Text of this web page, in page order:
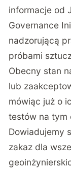
informacje od
Governance
nadzorującą
próbami
Obecny stan
lub
mówiąc już o
testów na tym
Dowiadujemy
zakaz dla